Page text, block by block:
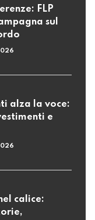
FLP
sul
alza la voce:
e
calice: